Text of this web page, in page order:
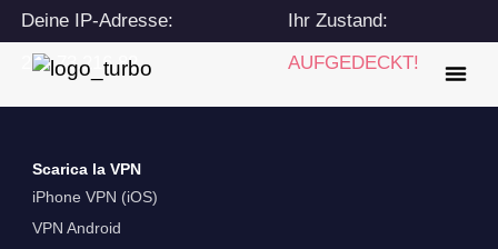
Deine IP-Adresse:
216.73.216.82
Ihr Zustand:
AUFGEDECKT!
Scarica la VPN
iPhone VPN (iOS)
VPN Android